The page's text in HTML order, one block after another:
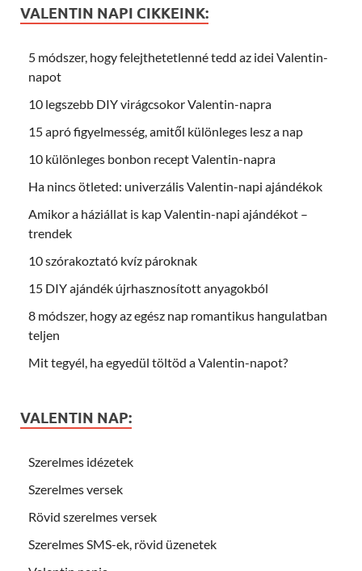
VALENTIN NAPI CIKKEINK:
5 módszer, hogy felejthetetlenné tedd az idei Valentin-
napot
10 legszebb DIY virágcsokor Valentin-napra
15 apró figyelmesség, amitől különleges lesz a nap
10 különleges bonbon recept Valentin-napra
Ha nincs ötleted: univerzális Valentin-napi ajándékok
Amikor a háziállat is kap Valentin-napi ajándékot –
trendek
10 szórakoztató kvíz pároknak
15 DIY ajándék újrhasznosított anyagokból
8 módszer, hogy az egész nap romantikus hangulatban
teljen
Mit tegyél, ha egyedül töltöd a Valentin-napot?
VALENTIN NAP:
Szerelmes idézetek
Szerelmes versek
Rövid szerelmes versek
Szerelmes SMS-ek, rövid üzenetek